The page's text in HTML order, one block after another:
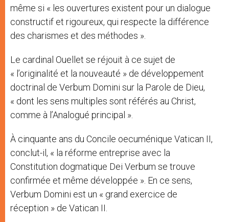
même si « les ouvertures existent pour un dialogue
constructif et rigoureux, qui respecte la différence
des charismes et des méthodes ».
Le cardinal Ouellet se réjouit à ce sujet de
« l’originalité et la nouveauté » de développement
doctrinal de Verbum Domini sur la Parole de Dieu,
« dont les sens multiples sont référés au Christ,
comme à l’Analogué principal ».
À cinquante ans du Concile oecuménique Vatican II,
conclut-il, « la réforme entreprise avec la
Constitution dogmatique Dei Verbum se trouve
confirmée et même développée ». En ce sens,
Verbum Domini est un « grand exercice de
réception » de Vatican II.